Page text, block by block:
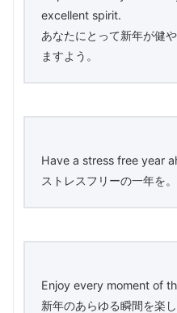
excellent spirit.
あなたにとって新年が健
ますよう。
Have a stress free year
ストレスフリーの一年を。
Enjoy every moment of
新年のあらゆる瞬間を楽し